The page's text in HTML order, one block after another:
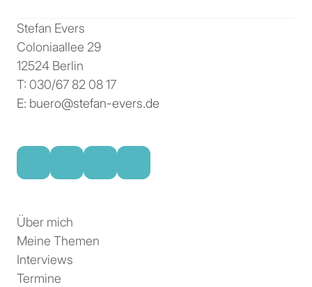
Über mich
Meine Themen
Interviews
Termine
Stefan Evers
Coloniaallee 29
12524 Berlin
T: 030/67 82 08 17
E: buero@stefan-evers.de